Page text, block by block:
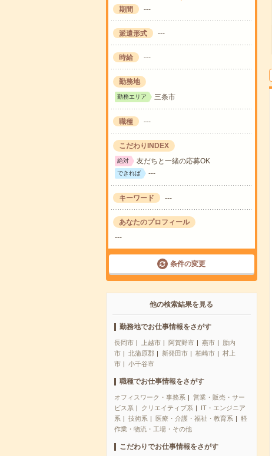
期間 ---
派遣形式 ---
時給 ---
勤務地
勤務エリア 三条市
職種 ---
こだわりINDEX
絶対 友だちと一緒の応募OK
できれば ---
キーワード ---
あなたのプロフィール
---
条件の変更
他の検索結果を見る
勤務地でお仕事情報をさがす
長岡市 上越市 阿賀野市 燕市
胎内
市
北蒲原郡 新発田市 柏崎市
村上
市
小千谷市
職種でお仕事情報をさがす
オフィスワーク・事務系
営業・販売・サー
ビス系
クリエイティブ系
IT・エンジニア
系
技術系 医療・介護・福祉・教育系
軽
作業・物流・工場・その他
こだわりでお仕事情報をさがす